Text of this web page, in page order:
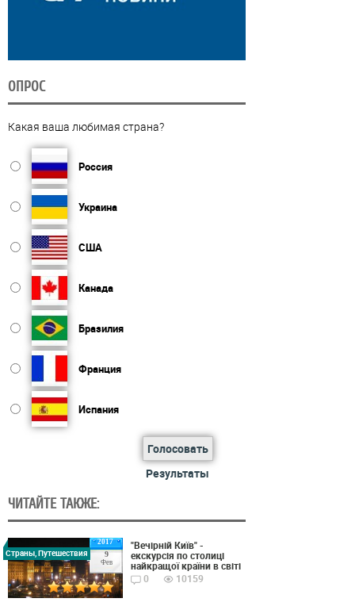
ОПРОС
Какая ваша любимая страна?
Россия
Украина
США
Канада
Бразилия
Франция
Испания
Голосовать
Результаты
ЧИТАЙТЕ ТАКЖЕ:
2017
9
Фев
Страны, Путешествия
"Вечірній Київ" -
екскурсія по столиці
найкращої країни в світі
0
10159